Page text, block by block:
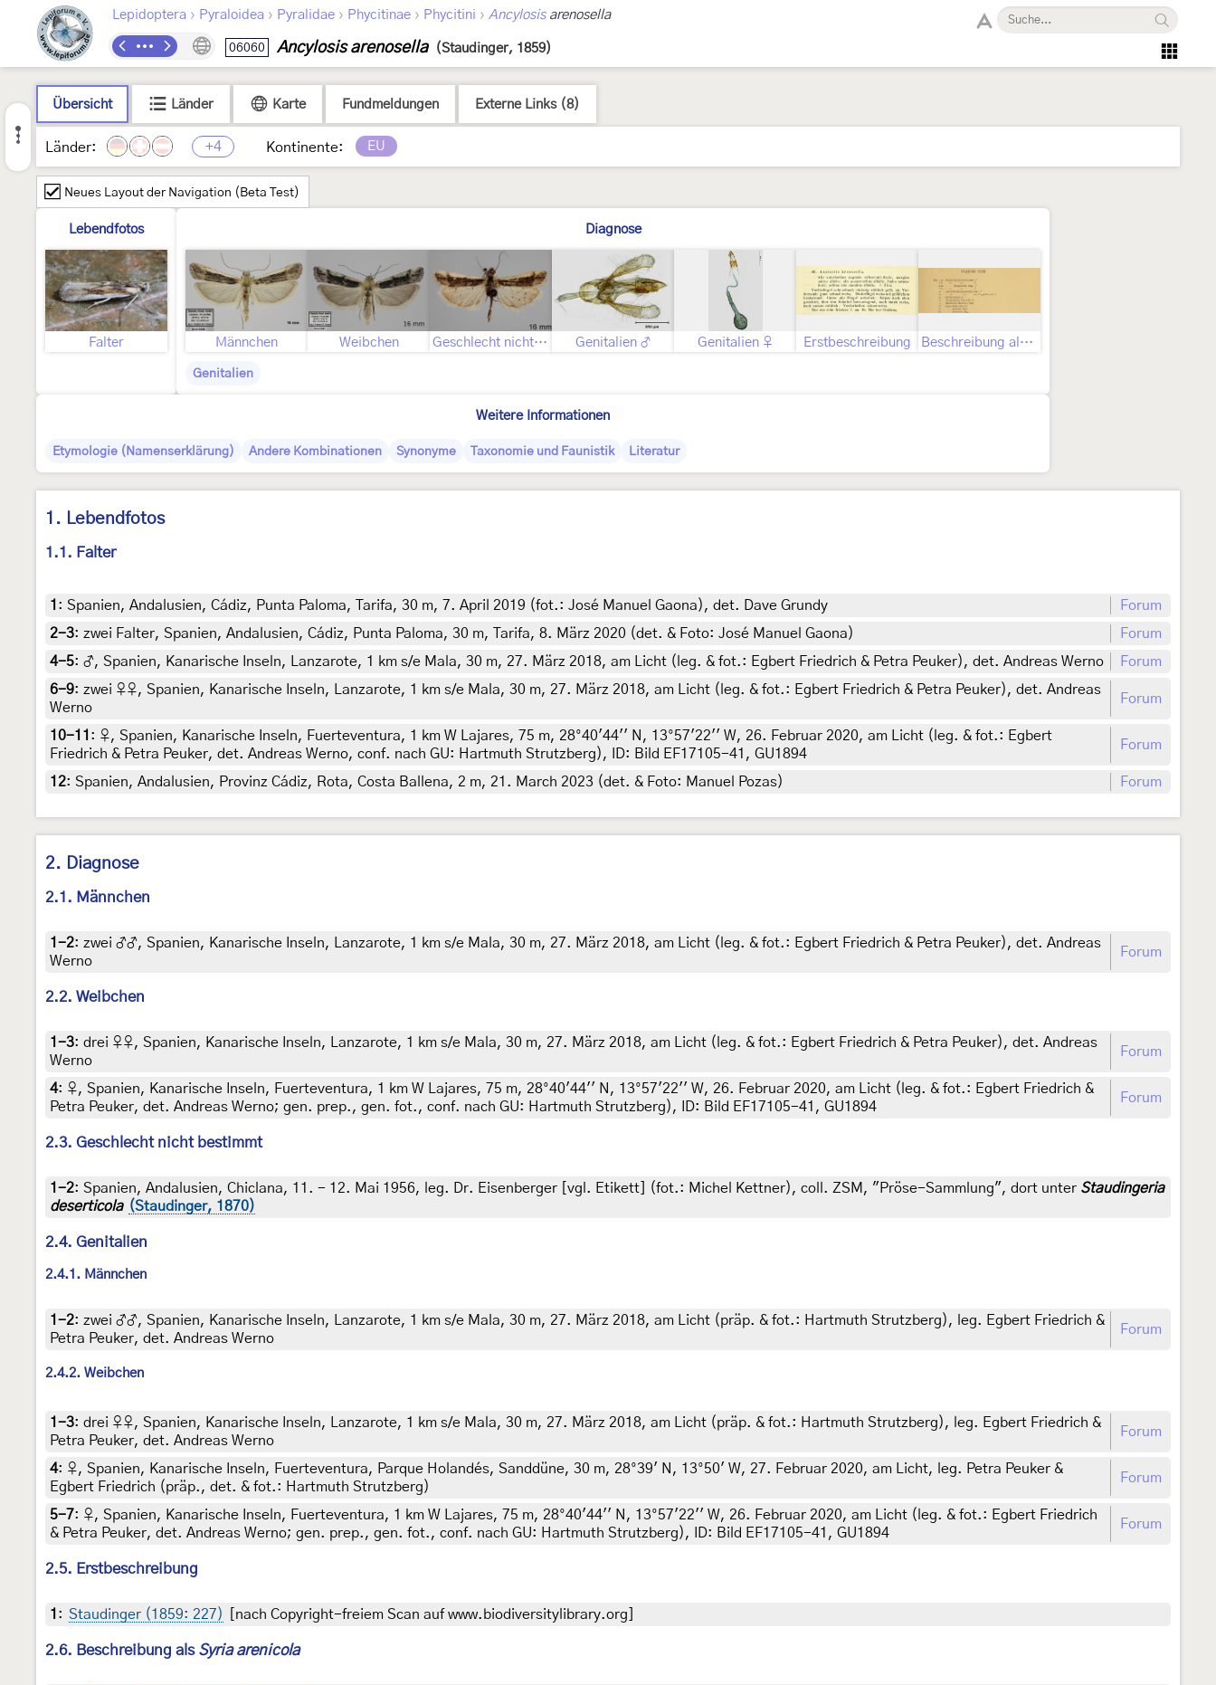
Lepidoptera › Pyraloidea › Pyralidae › Phycitinae › Phycitini › Ancylosisarenosella
06060 Ancylosis arenosella (Staudinger, 1859)
Übersicht Länder Karte Fundmeldungen Externe Links (8)
Länder: +4 Kontinente: EU
Neues Layout der Navigation (Beta Test)
Lebendfotos
Falter
Diagnose
Männchen Weibchen Geschlecht nicht bestimmt Genitalien ♂ Genitalien ♀ Erstbeschreibung Beschreibung als Syria arenicola
Genitalien
Weitere Informationen
Etymologie (Namenserklärung) Andere Kombinationen Synonyme Taxonomie und Faunistik Literatur
1. Lebendfotos
1.1. Falter
1 : Spanien, Andalusien, Cádiz, Punta Paloma, Tarifa, 30 m, 7. April 2019 (fot.: José Manuel Gaona), det. Dave Grundy
Forum
2-3: zwei Falter, Spanien, Andalusien, Cádiz, Punta Paloma, 30 m, Tarifa, 8. März 2020 (det. & Foto: José Manuel Gaona)
Forum
4-5: ♂, Spanien, Kanarische Inseln, Lanzarote, 1 km s/e Mala, 30 m, 27. März 2018, am Licht (leg. & fot.: Egbert Friedrich & Petra Peuker), det. Andreas Werno
Forum
6-9: zwei ♀♀, Spanien, Kanarische Inseln, Lanzarote, 1 km s/e Mala, 30 m, 27. März 2018, am Licht (leg. & fot.: Egbert Friedrich & Petra Peuker), det. Andreas
Werno
Forum
10-11 : ♀, Spanien, Kanarische Inseln, Fuerteventura, 1 km W Lajares, 75 m, 28°40'44'' N, 13°57'22'' W, 26. Februar 2020, am Licht (leg. & fot.: Egbert
Friedrich & Petra Peuker, det. Andreas Werno, conf. nach GU: Hartmuth Strutzberg), ID: Bild EF17105-41, GU1894
Forum
12: Spanien, Andalusien, Provinz Cádiz, Rota, Costa Ballena, 2 m, 21. March 2023 (det. & Foto: Manuel Pozas) Forum
2. Diagnose
2.1. Männchen
1-2: zwei ♂♂, Spanien, Kanarische Inseln, Lanzarote, 1 km s/e Mala, 30 m, 27. März 2018, am Licht (leg. & fot.: Egbert Friedrich & Petra Peuker), det. Andreas
Werno
Forum
2.2. Weibchen
1-3: drei ♀♀, Spanien, Kanarische Inseln, Lanzarote, 1 km s/e Mala, 30 m, 27. März 2018, am Licht (leg. & fot.: Egbert Friedrich & Petra Peuker), det. Andreas
Werno
Forum
4: ♀, Spanien, Kanarische Inseln, Fuerteventura, 1 km W Lajares, 75 m, 28°40'44'' N, 13°57'22'' W, 26. Februar 2020, am Licht (leg. & fot.: Egbert Friedrich &
Petra Peuker, det. Andreas Werno; gen. prep., gen. fot., conf. nach GU: Hartmuth Strutzberg), ID: Bild EF17105-41, GU1894
Forum
2.3. Geschlecht nicht bestimmt
1-2: Spanien, Andalusien, Chiclana, 11. - 12. Mai 1956, leg. Dr. Eisenberger [vgl. Etikett] (fot.: Michel Kettner), coll. ZSM, "Pröse-Sammlung", dort unter Staudingeria
deserticola (Staudinger, 1870)
2.4. Genitalien
2.4.1. Männchen
1-2: zwei ♂♂, Spanien, Kanarische Inseln, Lanzarote, 1 km s/e Mala, 30 m, 27. März 2018, am Licht (präp. & fot.: Hartmuth Strutzberg), leg. Egbert Friedrich &
Petra Peuker, det. Andreas Werno
Forum
2.4.2. Weibchen
1-3: drei ♀♀, Spanien, Kanarische Inseln, Lanzarote, 1 km s/e Mala, 30 m, 27. März 2018, am Licht (präp. & fot.: Hartmuth Strutzberg), leg. Egbert Friedrich &
Petra Peuker, det. Andreas Werno
Forum
4: ♀, Spanien, Kanarische Inseln, Fuerteventura, Parque Holandés, Sanddüne, 30 m, 28°39' N, 13°50' W, 27. Februar 2020, am Licht, leg. Petra Peuker &
Egbert Friedrich (präp., det. & fot.: Hartmuth Strutzberg)
Forum
5-7: ♀, Spanien, Kanarische Inseln, Fuerteventura, 1 km W Lajares, 75 m, 28°40'44'' N, 13°57'22'' W, 26. Februar 2020, am Licht (leg. & fot.: Egbert Friedrich
& Petra Peuker, det. Andreas Werno; gen. prep., gen. fot., conf. nach GU: Hartmuth Strutzberg), ID: Bild EF17105-41, GU1894
Forum
2.5. Erstbeschreibung
1 : Staudinger (1859: 227) [nach Copyright-freiem Scan auf www.biodiversitylibrary.org]
2.6. Beschreibung als Syria arenicola